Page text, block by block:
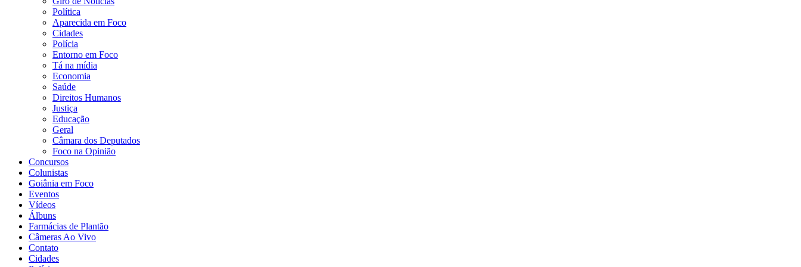
Política
Aparecida em Foco
Cidades
Polícia
Entorno em Foco
Tá na mídia
Economia
Saúde
Direitos Humanos
Justiça
Educação
Geral
Câmara dos Deputados
Foco na Opinião
Concursos
Colunistas
Goiânia em Foco
Eventos
Vídeos
Álbuns
Farmácias de Plantão
Câmeras Ao Vivo
Contato
Cidades